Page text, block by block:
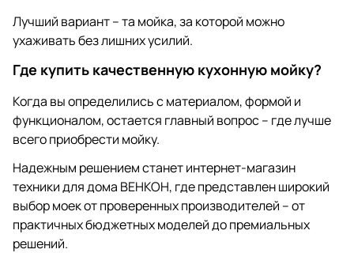
Лучший вариант – та мойка, за которой можно
ухаживать без лишних усилий.
Где купить качественную кухонную мойку?
Когда вы определились с материалом, формой и
функционалом, остается главный вопрос – где лучше
всего приобрести мойку.
Надежным решением станет интернет-магазин
техники для дома ВЕНКОН, где представлен широкий
выбор моек от проверенных производителей – от
практичных бюджетных моделей до премиальных
решений.